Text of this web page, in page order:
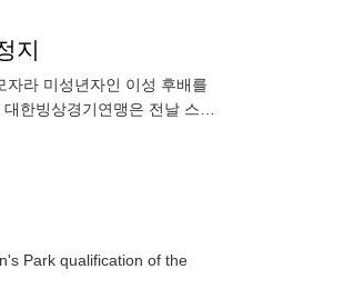
지
라 미성년자인 이성 후배를
한빙상경기연맹은 전날 스포
Park qualification of the